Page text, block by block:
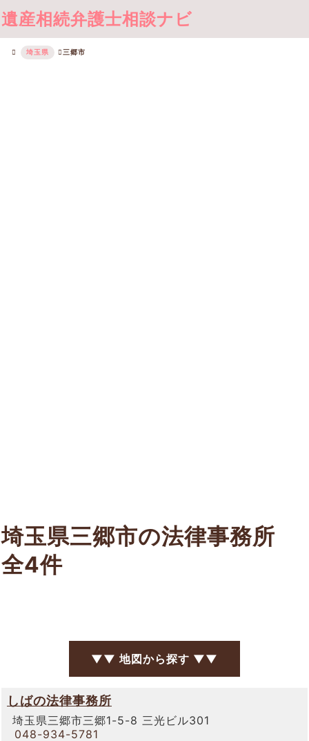
遺産相続弁護士相談ナビ
埼玉県 三郷市
埼玉県三郷市の法律事務所
全4件
▼▼ 地図から探す ▼▼
しばの法律事務所
埼玉県三郷市三郷1-5-8 三光ビル301
048-934-5781